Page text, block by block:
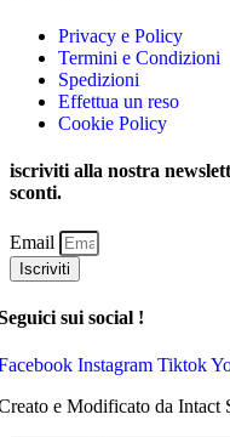
Privacy e Policy
Termini e Condizioni
Spedizioni
Effettua un reso
Cookie Policy
iscriviti alla nostra
sconti.
Email
Iscriviti
sui social !
Instagram Tiktok
e Modificato da